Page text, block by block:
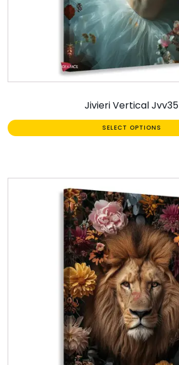
Jivieri Vertical Jvv35
SELECT OPTIONS